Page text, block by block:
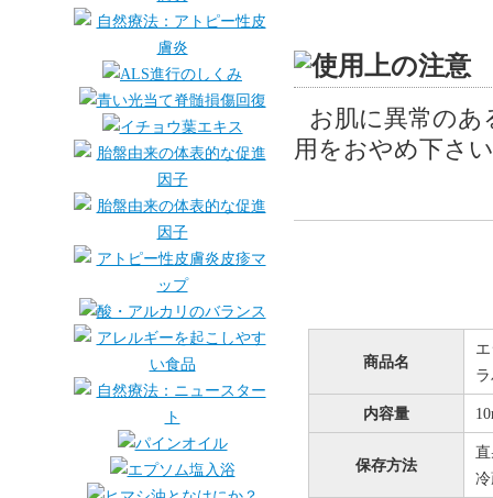
お肌に異常のあ
用をおやめ下さ
商品名
内容量
保存方法